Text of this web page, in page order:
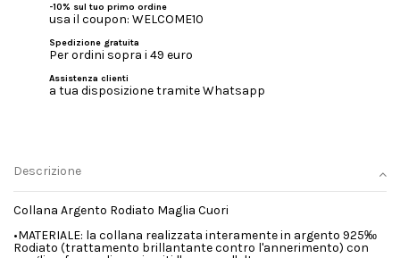
-10% sul tuo primo ordine
usa il coupon: WELCOME10
Spedizione gratuita
Per ordini sopra i 49 euro
Assistenza clienti
a tua disposizione tramite Whatsapp
Descrizione
Collana Argento Rodiato Maglia Cuori
•MATERIALE: la collana realizzata interamente in argento 925‰
Rodiato (trattamento brillantante contro l'annerimento) con